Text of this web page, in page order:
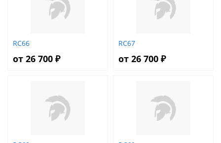
RC66
от 26 700 ₽
RC67
от 26 700 ₽